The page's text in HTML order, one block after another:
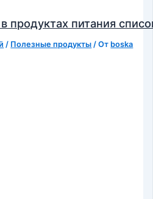
продуктах питания
/ Полезные продукты / От boska